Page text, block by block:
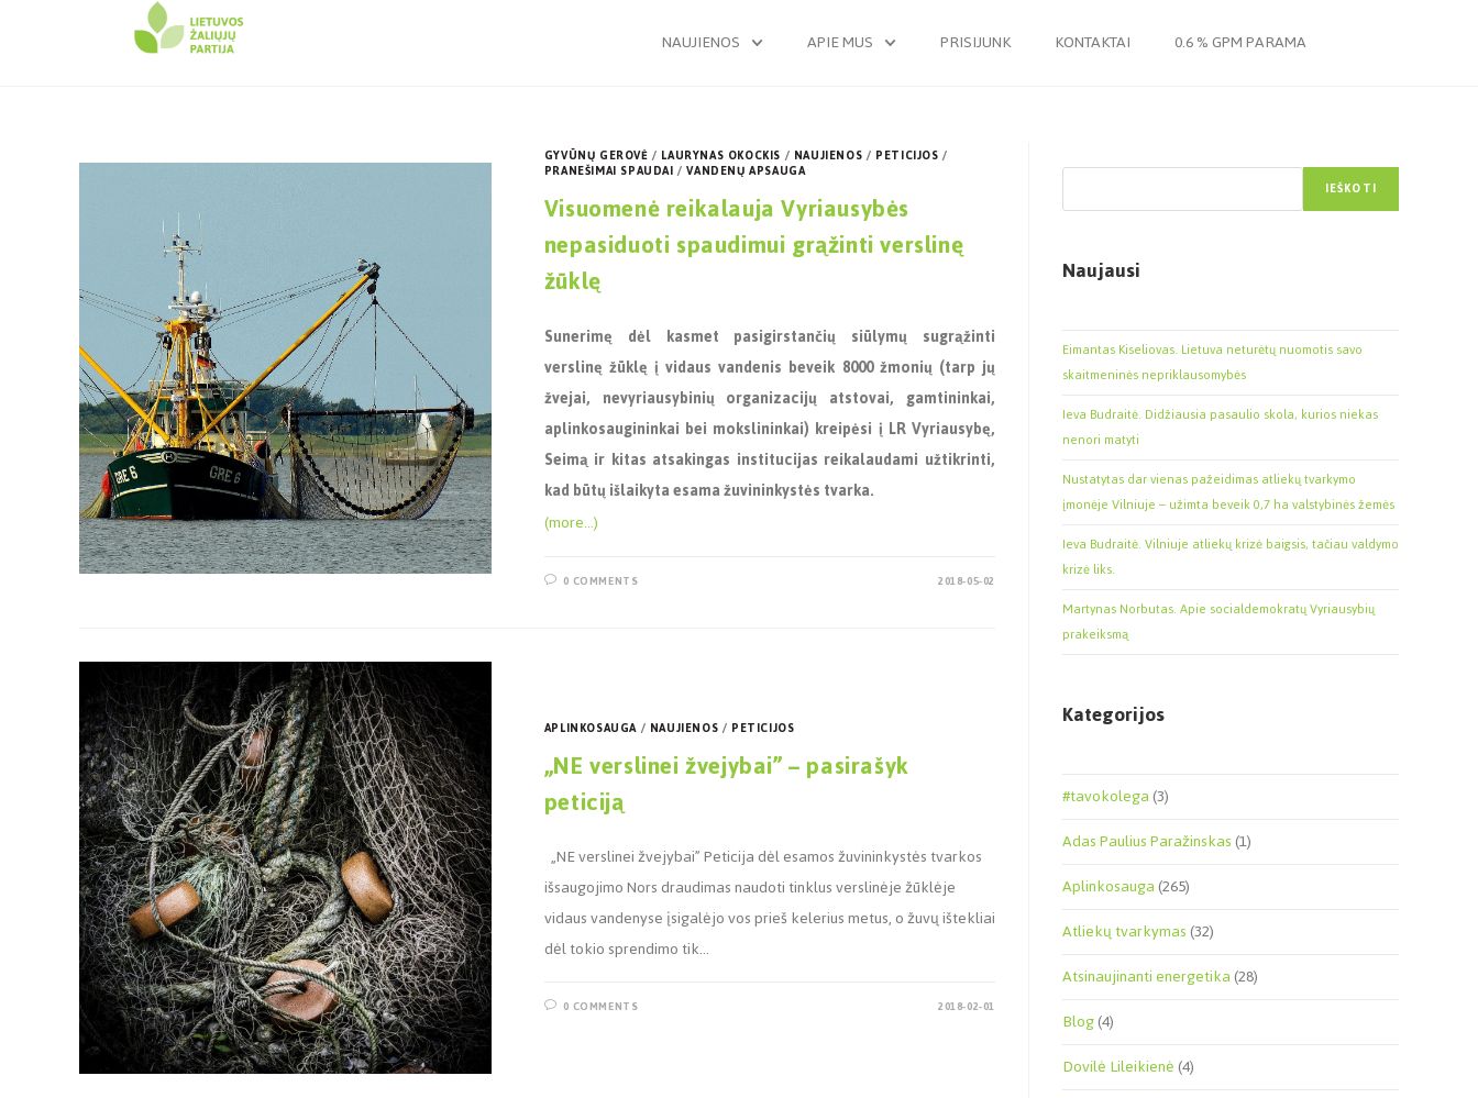
NAUJIENOS APIE MUS PRISIJUNK KONTAKTAI 0.6 % GPM PARAMA
GYVŪNŲ GEROVĖ/ LAURYNAS OKOCKIS/ NAUJIENOS/ PETICIJOS/
PRANEŠIMAI SPAUDAI/VANDENŲ APSAUGA
Visuomenė reikalauja Vyriausybės
nepasiduoti spaudimui grąžinti verslinę
žūklę
Sunerimę dėl kasmet pasigirstančių siūlymų sugrąžinti
verslinę žūklę į vidaus vandenis beveik 8000 žmonių (tarp jų
žvejai, nevyriausybinių organizacijų atstovai, gamtininkai,
aplinkosaugininkai bei mokslininkai) kreipėsi į LR Vyriausybę,
Seimą ir kitas atsakingas institucijas reikalaudami užtikrinti,
kad būtų išlaikyta esama žuvininkystės tvarka.
(more…)
0 COMMENTS 2018-05-02
APLINKOSAUGA/ NAUJIENOS/ PETICIJOS
„NE verslinei žvejybai” – pasirašyk
peticiją
„NE verslinei žvejybai” Peticija dėl esamos žuvininkystės tvarkos
išsaugojimo Nors draudimas naudoti tinklus verslinėje žūklėje
vidaus vandenyse įsigalėjo vos prieš kelerius metus, o žuvų ištekliai
dėl tokio sprendimo tik…
0 COMMENTS 2018-02-01
IEŠKOTI
Naujausi
Eimantas Kiseliovas. Lietuva neturėtų nuomotis savo
skaitmeninės nepriklausomybės
Ieva Budraitė. Didžiausia pasaulio skola, kurios niekas
nenori matyti
Nustatytas dar vienas pažeidimas atliekų tvarkymo
įmonėje Vilniuje – užimta beveik 0,7 ha valstybinės žemės
Ieva Budraitė. Vilniuje atliekų krizė baigsis, tačiau valdymo
krizė liks.
Martynas Norbutas. Apie socialdemokratų Vyriausybių
prakeiksmą
Kategorijos
#tavokolega(3)
Adas Paulius Paražinskas(1)
Aplinkosauga(265)
Atliekų tvarkymas(32)
Atsinaujinanti energetika(28)
Blog(4)
Dovilė Lileikienė(4)